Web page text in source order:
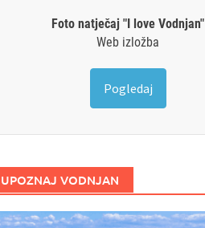
Foto natječaj "I love Vodnjan"
Web izložba
Pogledaj
UPOZNAJ VODNJAN